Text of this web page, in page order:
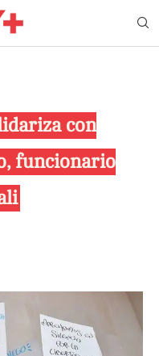
con
funcionario